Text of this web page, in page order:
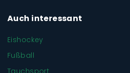
Auch interessant
Eishockey
Fußball